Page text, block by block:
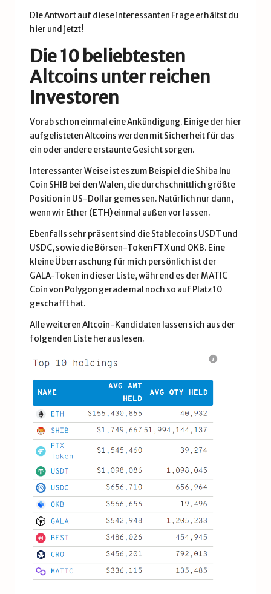
Die Antwort auf diese interessanten Frage erhältst du
hier und jetzt!
Die 10 beliebtesten
Altcoins unter reichen
Investoren
Vorab schon einmal eine Ankündigung. Einige der hier
aufgelisteten Altcoins werden mit Sicherheit für das
ein oder andere erstaunte Gesicht sorgen.
Interessanter Weise ist es zum Beispiel dieShiba Inu
Coin SHIB bei den Walen, die durchschnittlich größte
Position in US-Dollar gemessen. Natürlich nur dann,
wenn wir Ether (ETH) einmal außen vor lassen.
Ebenfalls sehr präsent sind die Stablecoins USDT und
USDC, sowie die Börsen-Token FTX und OKB. Eine
kleine Überraschung für mich persönlich ist der
GALA-Token in dieser Liste, während es der MATIC
Coin von Polygon gerade mal noch so auf Platz 10
geschafft hat.
Alle weiteren Altcoin-Kandidaten lassen sich aus der
folgenden Liste herauslesen.